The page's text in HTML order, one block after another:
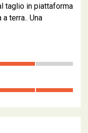
taglio in piattaforma
terra.. Una